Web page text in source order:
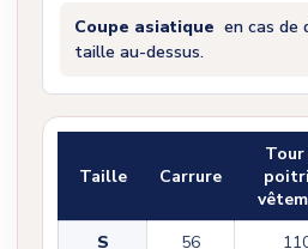
Coupe asiatique en cas de
taille au-dessus.
Taille Carrure
Tour
S 56